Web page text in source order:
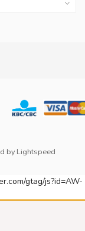
by Lightspeed
gtag/js?id=AW-